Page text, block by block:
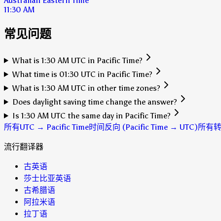
11:30 AM
常见问题
What is 1:30 AM UTC in Pacific Time?
What time is 01:30 UTC in Pacific Time?
What is 1:30 AM UTC in other time zones?
Does daylight saving time change the answer?
Is 1:30 AM UTC the same day in Pacific Time?
所有UTC → Pacific Time时间反向 (Pacific Time → UTC)所有
流行翻译器
古英语
莎士比亚英语
古希腊语
阿拉米语
拉丁语